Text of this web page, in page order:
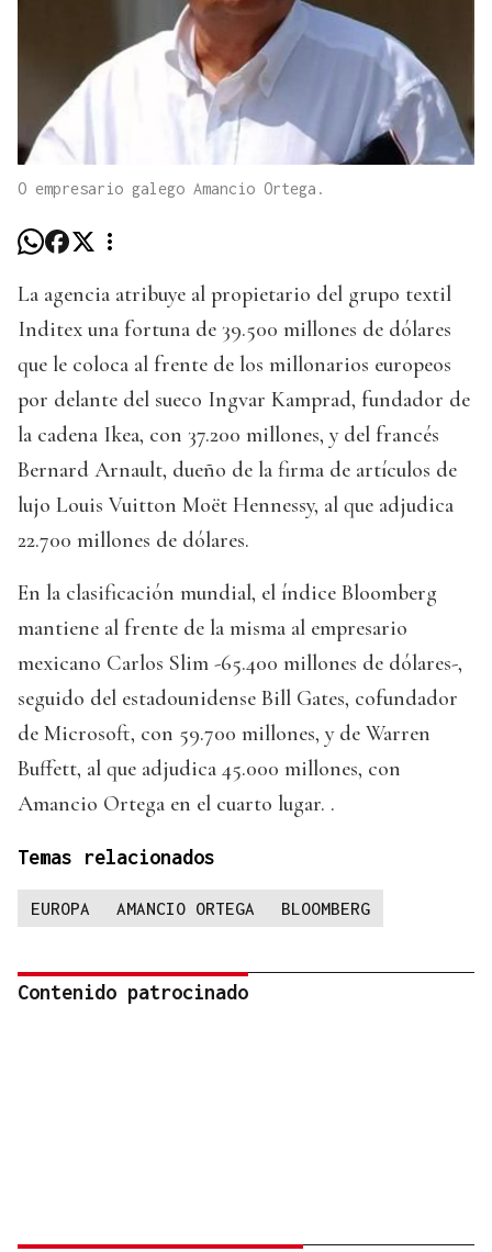
O empresario galego Amancio Ortega.
La agencia atribuye al propietario del grupo textil
Inditex una fortuna de 39.500 millones de dólares
que le coloca al frente de los millonarios europeos
por delante del sueco Ingvar Kamprad, fundador de
la cadena Ikea, con 37.200 millones, y del francés
Bernard Arnault, dueño de la firma de artículos de
lujo Louis Vuitton Moët Hennessy, al que adjudica
22.700 millones de dólares.
En la clasificación mundial, el índice Bloomberg
mantiene al frente de la misma al empresario
mexicano Carlos Slim -65.400 millones de dólares-,
seguido del estadounidense Bill Gates, cofundador
de Microsoft, con 59.700 millones, y de Warren
Buffett, al que adjudica 45.000 millones, con
Amancio Ortega en el cuarto lugar. .
Temas relacionados
EUROPA AMANCIO ORTEGA BLOOMBERG
Contenido patrocinado